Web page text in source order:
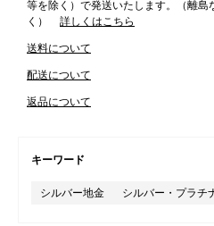
等を除く）で発送いたします。（離
く）
詳しくはこちら
送料について
配送について
返品について
キーワード
シルバー地金 シルバー・プラチ